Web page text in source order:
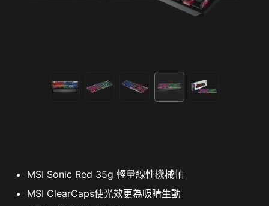
MSI Sonic Red 35g 輕量線性機械軸
MSI ClearCaps使光效更為吸睛生動